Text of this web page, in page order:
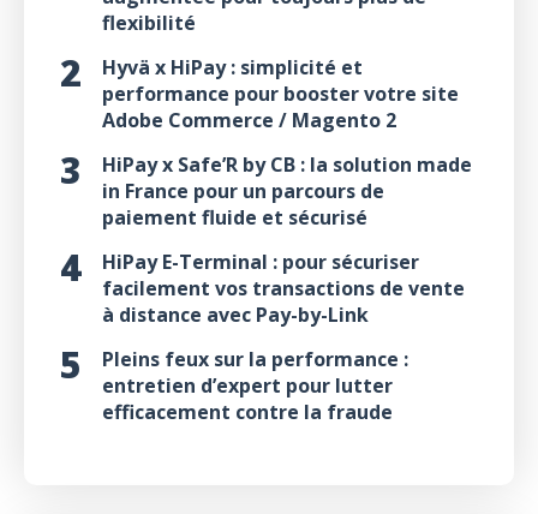
flexibilité
Hyvä x HiPay : simplicité et
performance pour booster votre site
Adobe Commerce / Magento 2
HiPay x Safe’R by CB : la solution made
in France pour un parcours de
paiement fluide et sécurisé
HiPay E-Terminal : pour sécuriser
facilement vos transactions de vente
à distance avec Pay-by-Link
Pleins feux sur la performance :
entretien d’expert pour lutter
efficacement contre la fraude